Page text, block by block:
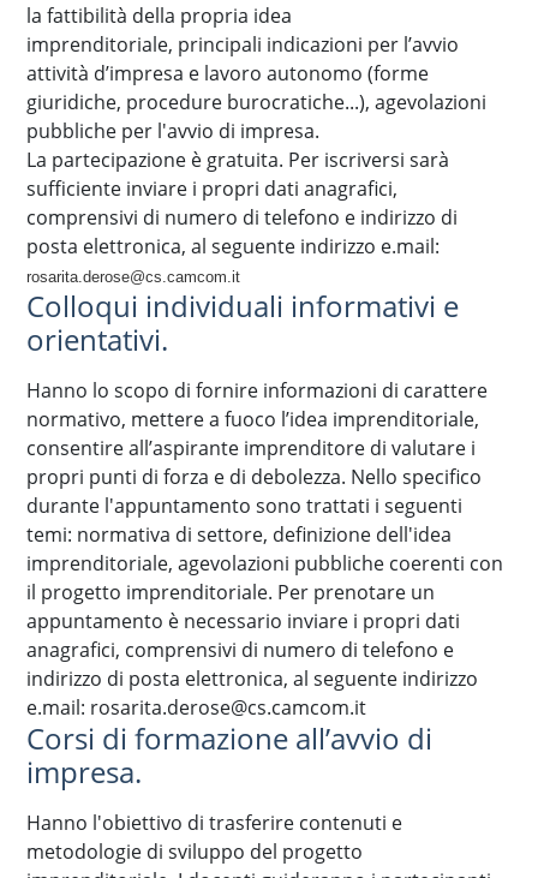
la fattibilità della propria idea
imprenditoriale, principali indicazioni per l’avvio
attività d’impresa e lavoro autonomo (forme
giuridiche, procedure burocratiche...), agevolazioni
pubbliche per l'avvio di impresa.
La partecipazione è gratuita. Per iscriversi sarà
sufficiente inviare i propri dati anagrafici,
comprensivi di numero di telefono e indirizzo di
posta elettronica, al seguente indirizzo e.mail:
rosarita.derose@cs.camcom.it
Colloqui individuali informativi e
orientativi.
​Hanno lo scopo di fornire informazioni di carattere
normativo, mettere a fuoco l’idea imprenditoriale,
consentire all’aspirante imprenditore di valutare i
propri punti di forza e di debolezza. Nello specifico
durante l'appuntamento sono trattati i seguenti
temi: normativa di settore, definizione dell'idea
imprenditoriale, agevolazioni pubbliche coerenti con
il progetto imprenditoriale. Per prenotare un
appuntamento è necessario inviare i propri dati
anagrafici, comprensivi di numero di telefono e
indirizzo di posta elettronica, al seguente indirizzo
e.mail: rosarita.derose@cs.camcom.it
Corsi di formazione all’avvio di
impresa.
Hanno l'obiettivo di trasferire contenuti e
metodologie di sviluppo del progetto